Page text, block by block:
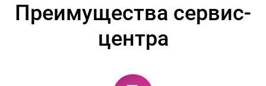
Преимущества сервис-
центра